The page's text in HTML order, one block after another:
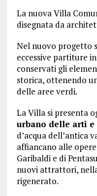
La nuova Villa
disegnata da
Nel nuovo progetto
eccessive partiture
conservati gli
storica, ottenendo
delle aree verdi.
La Villa si presenta
urbano delle arti e
d’acqua dell’antica
affiancano alle
Garibaldi e di
nuovi attrattori,
rigenerato.